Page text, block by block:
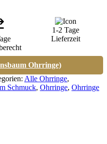
1-2 Tage
Lieferzeit
Ohrringe)
Alle Ohrringe,
Schmuck, Ohrringe, Ohrringe